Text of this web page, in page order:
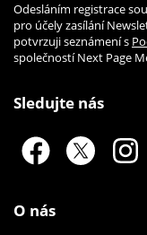
Odesláním registrace
pro účely zasílání
potvrzuji seznámení s
společností Next Page
Sledujte nás
O nás